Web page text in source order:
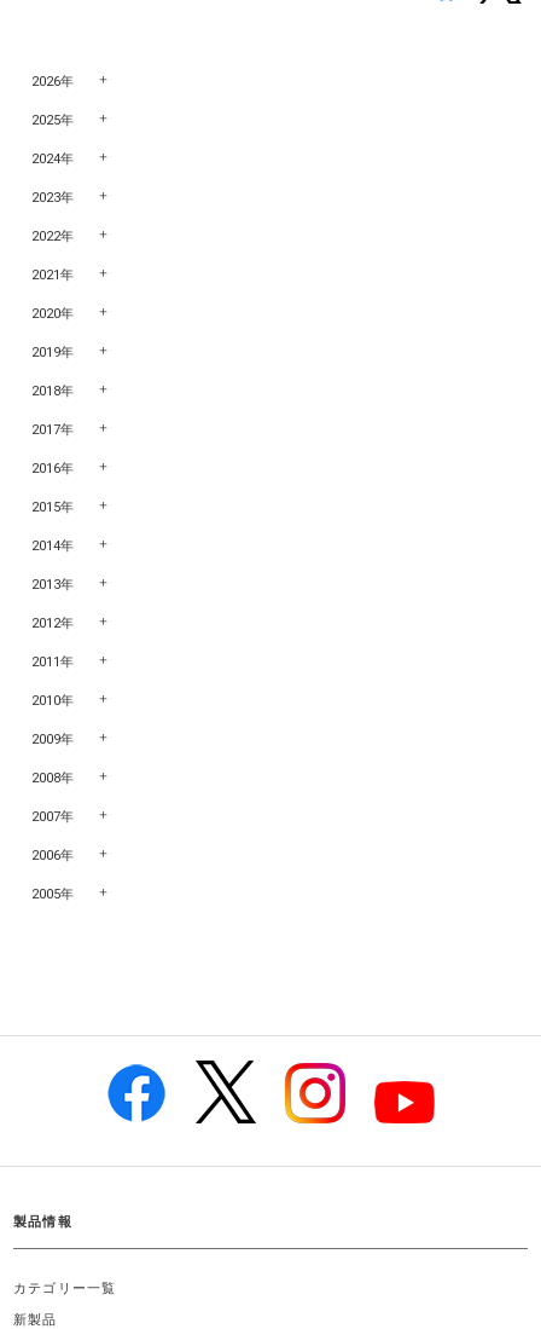
2026年
2025年
2024年
2023年
2022年
2021年
2020年
2019年
2018年
2017年
2016年
2015年
2014年
2013年
2012年
2011年
2010年
2009年
2008年
2007年
2006年
2005年
製品情報
カテゴリー一覧
新製品